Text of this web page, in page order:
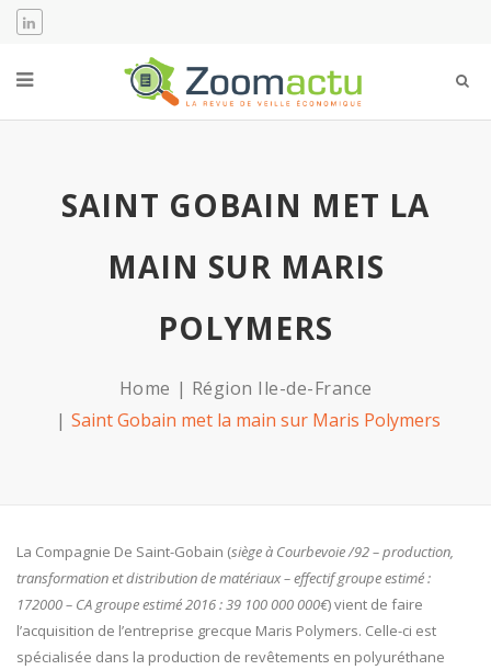
SAINT GOBAIN MET LA
MAIN SUR MARIS
POLYMERS
Home
Région Ile-de-France
Saint Gobain met la main sur Maris Polymers
La Compagnie De Saint-Gobain (siège à Courbevoie /92 – production,
transformation et distribution de matériaux – effectif groupe estimé :
172000 – CA groupe estimé 2016 : 39 100 000 000€) vient de faire
l’acquisition de l’entreprise grecque Maris Polymers. Celle-ci est
spécialisée dans la production de revêtements en polyuréthane